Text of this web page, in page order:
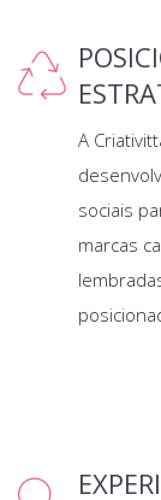
A
sociais
marcas